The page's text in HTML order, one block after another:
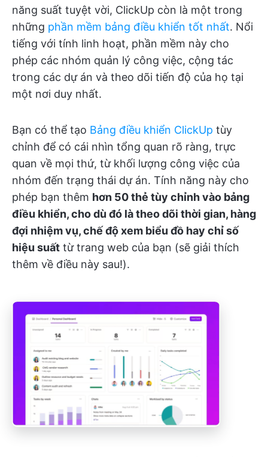
năng suất tuyệt vời, ClickUp còn là một trong
những phần mềm bảng điều khiển tốt nhất. Nổi
tiếng với tính linh hoạt, phần mềm này cho
phép các nhóm quản lý công việc, cộng tác
trong các dự án và theo dõi tiến độ của họ tại
một nơi duy nhất.
Bạn có thể tạo Bảng điều khiển ClickUp tùy
chỉnh để có cái nhìn tổng quan rõ ràng, trực
quan về mọi thứ, từ khối lượng công việc của
nhóm đến trạng thái dự án. Tính năng này cho
phép bạn thêm hơn 50 thẻ tùy chỉnh vào bảng
điều khiển, cho dù đó là theo dõi thời gian, hàng
đợi nhiệm vụ, chế độ xem biểu đồ hay chỉ số
hiệu suất từ trang web của bạn (sẽ giải thích
thêm về điều này sau!).